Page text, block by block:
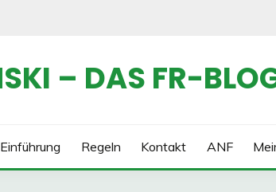
– DAS FR-
Einführung Regeln Kontakt ANF